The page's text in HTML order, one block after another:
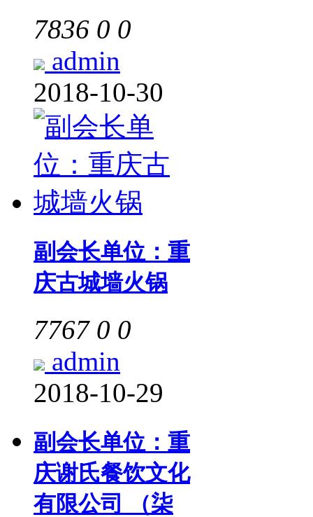
7836 0 0
admin
2018-10-30
副会长单位：重
庆古城墙火锅
7767 0 0
admin
2018-10-29
副会长单位：重
庆谢氏餐饮文化
有限公司 （柒